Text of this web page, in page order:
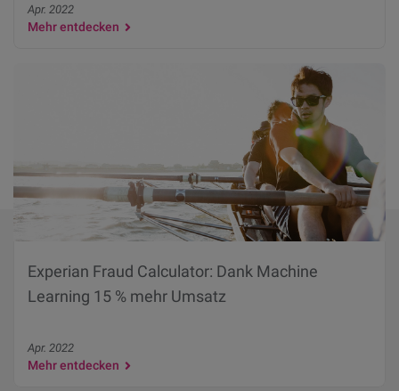
Apr. 2022
Mehr entdecken
Experian Fraud Calculator: Dank Machine
Learning 15 % mehr Umsatz
Apr. 2022
Mehr entdecken